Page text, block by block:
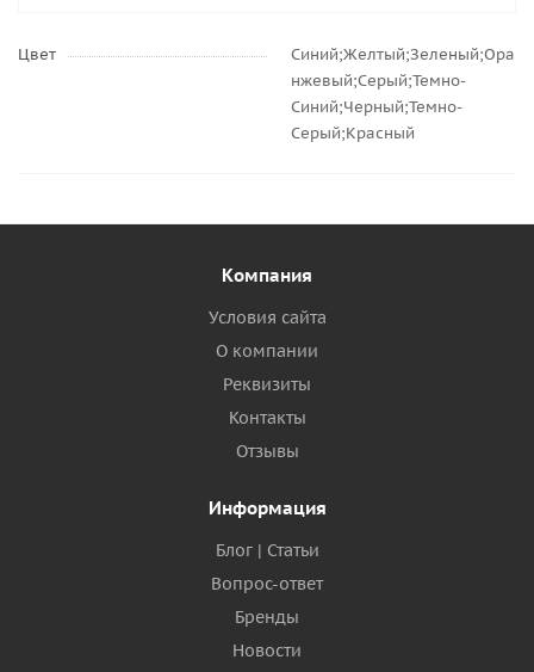
Цвет
Синий;Желтый;Зеленый;Ора
нжевый;Серый;Темно-
Синий;Черный;Темно-
Серый;Красный
Компания
Условия сайта
О компании
Реквизиты
Контакты
Отзывы
Информация
Блог | Статьи
Вопрос-ответ
Бренды
Новости